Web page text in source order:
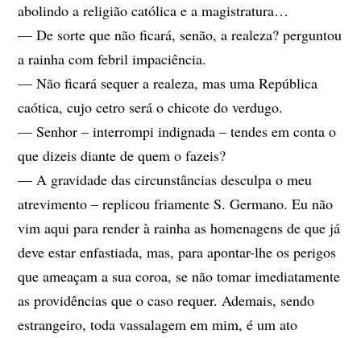
abolindo a religião católica e a magistratura…
— De sorte que não ficará, senão, a realeza? perguntou
a rainha com febril impaciência.
— Não ficará sequer a realeza, mas uma República
caótica, cujo cetro será o chicote do verdugo.
— Senhor – interrompi indignada – tendes em conta o
que dizeis diante de quem o fazeis?
— A gravidade das circunstâncias desculpa o meu
atrevimento – replicou friamente S. Germano. Eu não
vim aqui para render à rainha as homenagens de que já
deve estar enfastiada, mas, para apontar-lhe os perigos
que ameaçam a sua coroa, se não tomar imediatamente
as providências que o caso requer. Ademais, sendo
estrangeiro, toda vassalagem em mim, é um ato